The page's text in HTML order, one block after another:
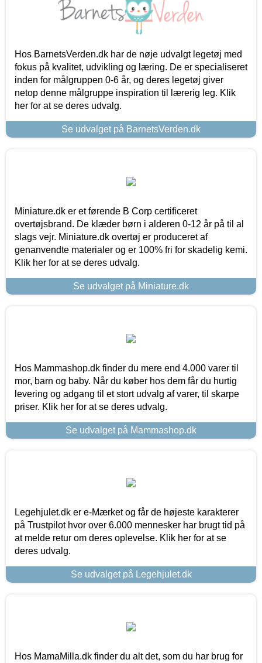
Hos BarnetsVerden.dk har de nøje udvalgt legetøj med
fokus på kvalitet, udvikling og læring. De er specialiseret
inden for målgruppen 0-6 år, og deres legetøj giver
netop denne målgruppe inspiration til lærerig leg. Klik
her for at se deres udvalg.
Se udvalget på BarnetsVerden.dk
Miniature.dk er et førende B Corp certificeret
overtøjsbrand. De klæder børn i alderen 0-12 år på til al
slags vejr. Miniature.dk overtøj er produceret af
genanvendte materialer og er 100% fri for skadelig kemi.
Klik her for at se deres udvalg.
Se udvalget på Miniature.dk
Hos Mammashop.dk finder du mere end 4.000 varer til
mor, barn og baby. Når du køber hos dem får du hurtig
levering og adgang til et stort udvalg af varer, til skarpe
priser. Klik her for at se deres udvalg.
Se udvalget på Mammashop.dk
Legehjulet.dk er e-Mærket og får de højeste karakterer
på Trustpilot hvor over 6.000 mennesker har brugt tid på
at melde retur om deres oplevelse. Klik her for at se
deres udvalg.
Se udvalget på Legehjulet.dk
Hos MamaMilla.dk finder du alt det, som du har brug for